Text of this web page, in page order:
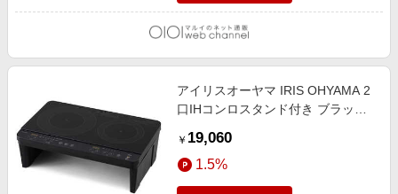
アイリスオーヤマ IRIS OHYAMA 2
口IHコンロスタンド付き ブラック
￥ 19,060
1.5%